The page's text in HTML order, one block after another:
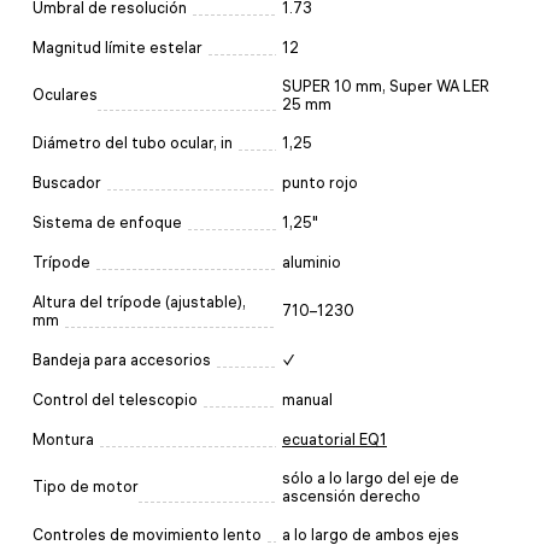
Umbral de resolución 1.73
Magnitud límite estelar 12
Oculares
SUPER 10 mm, Super WA LER
25 mm
Diámetro del tubo ocular, in 1,25
Buscador punto rojo
Sistema de enfoque 1,25"
Trípode aluminio
Altura del trípode (ajustable),
mm
710–1230
Bandeja para accesorios ✓
Control del telescopio manual
Montura ecuatorial EQ1
Tipo de motor
sólo a lo largo del eje de
ascensión derecho
Controles de movimiento lento a lo largo de ambos ejes